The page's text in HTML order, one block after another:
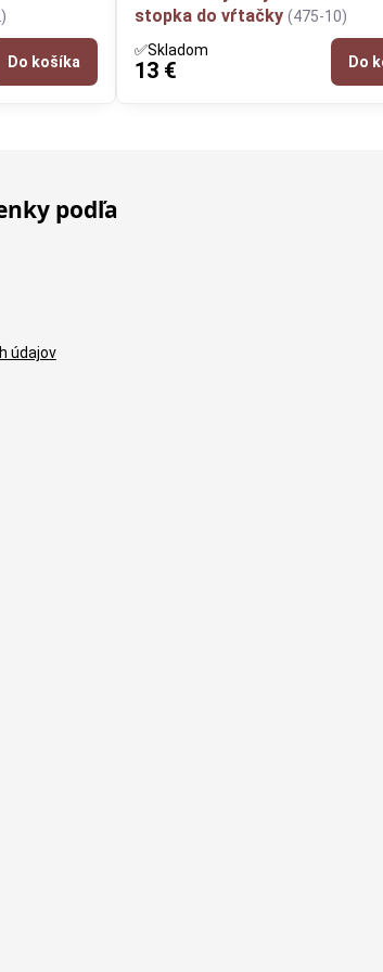
Do košíka
stopka do vŕtačky (475-10)
✅Skladom
13 € Do
podľa
údajov